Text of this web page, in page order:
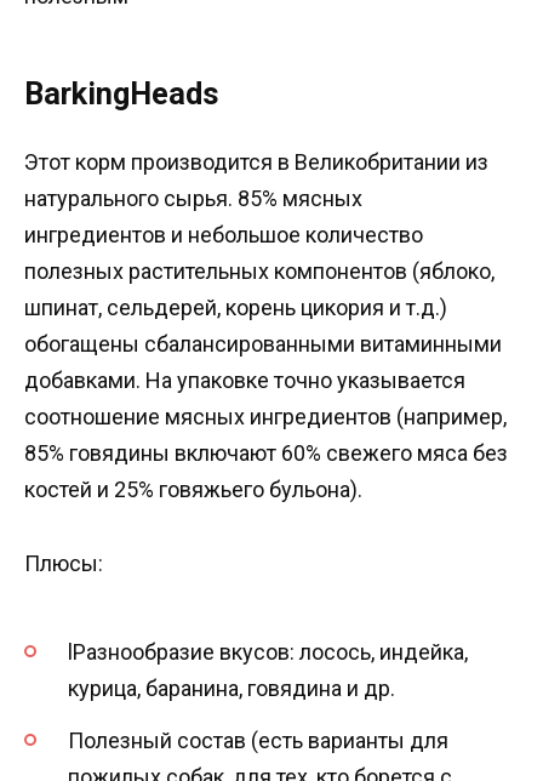
BarkingHeads
Этот корм производится в Великобритании из
натурального сырья. 85% мясных
ингредиентов и небольшое количество
полезных растительных компонентов (яблоко,
шпинат, сельдерей, корень цикория и т.д.)
обогащены сбалансированными витаминными
добавками. На упаковке точно указывается
соотношение мясных ингредиентов (например,
85% говядины включают 60% свежего мяса без
костей и 25% говяжьего бульона).
Плюсы:
lРазнообразие вкусов: лосось, индейка,
курица, баранина, говядина и др.
Полезный состав (есть варианты для